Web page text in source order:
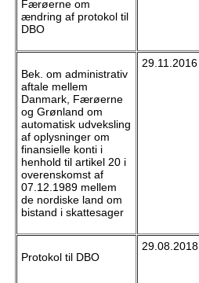
Færøerne om
ændring af protokol til
DBO
Bek. om administrativ
aftale mellem
Danmark, Færøerne
og Grønland om
automatisk udveksling
af oplysninger om
finansielle konti i
henhold til artikel 20 i
overenskomst af
07.12.1989 mellem
de nordiske land om
bistand i skattesager
29.11.2016
Protokol til DBO
29.08.2018